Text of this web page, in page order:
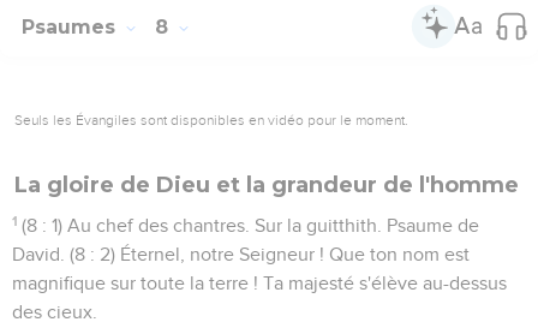
Psaumes 8
Seuls les Évangiles sont disponibles en vidéo pour le moment.
La gloire de Dieu et la grandeur de l'homme
1 (8 : 1) Au chef des chantres. Sur la guitthith. Psaume de
David. (8 : 2) Éternel, notre Seigneur ! Que ton nom est
magnifique sur toute la terre ! Ta majesté s'élève au-dessus
des cieux.